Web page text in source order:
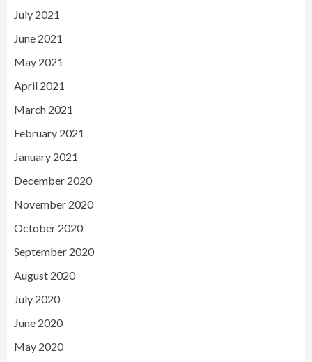
July 2021
June 2021
May 2021
April 2021
March 2021
February 2021
January 2021
December 2020
November 2020
October 2020
September 2020
August 2020
July 2020
June 2020
May 2020